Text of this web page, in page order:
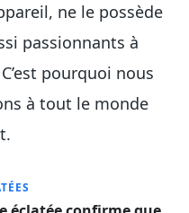
ne le possède
passionnants à
pourquoi nous
à tout le monde